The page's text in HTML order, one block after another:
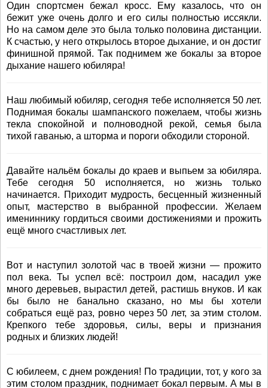
Один спортсмен бежал кросс. Ему казалось, что он
бежит уже очень долго и его силы полностью иссякли.
Но на самом деле это была только половина дистанции.
К счастью, у него открылось второе дыхание, и он достиг
финишной прямой. Так поднимем же бокалы за второе
дыхание нашего юбиляра!
Наш любимый юбиляр, сегодня тебе исполняется 50 лет.
Поднимая бокалы шампанского пожелаем, чтобы жизнь
текла спокойной и полноводной рекой, семья была
тихой гаванью, а шторма и пороги обходили стороной.
Давайте нальём бокалы до краев и выпьем за юбиляра.
Тебе сегодня 50 исполняется, но жизнь только
начинается. Приходит мудрость, бесценный жизненный
опыт, мастерство в выбранной профессии. Желаем
имениннику гордиться своими достижениями и прожить
ещё много счастливых лет.
Вот и наступил золотой час в твоей жизни — прожито
пол века. Ты успел всё: построил дом, насадил уже
много деревьев, вырастил детей, растишь внуков. И как
бы было не банально сказано, но мы бы хотели
собраться ещё раз, ровно через 50 лет, за этим столом.
Крепкого тебе здоровья, силы, веры и признания
родных и близких людей!
С юбилеем, с днем рождения! По традиции, тот, у кого за
этим столом праздник, поднимает бокал первым. А мы в